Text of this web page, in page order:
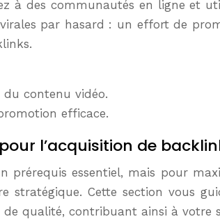
à des communautés en ligne et
par hasard : un effort de
contenu vidéo.
efficace.
l’acquisition de
prérequis essentiel, mais pour
stratégique. Cette section vous
qualité, contribuant ainsi à votre